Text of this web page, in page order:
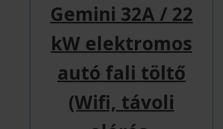
Gemini 32A / 22
kW elektromos
autó fali töltő
(Wifi, távoli